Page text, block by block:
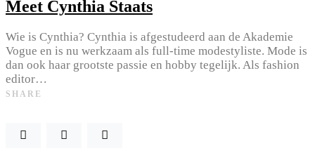
Meet Cynthia Staats
Wie is Cynthia? Cynthia is afgestudeerd aan de Akademie
Vogue en is nu werkzaam als full-time modestyliste. Mode is
dan ook haar grootste passie en hobby tegelijk. Als fashion
editor…
SHARE